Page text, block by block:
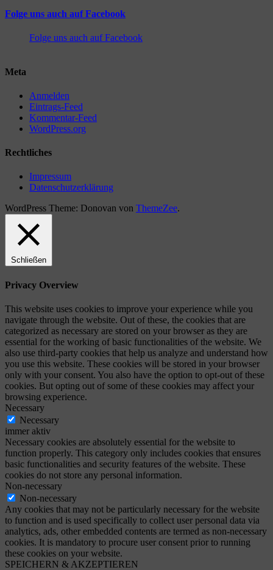
Folge uns auch auf Facebook
Folge uns auch auf Facebook
Meta
Anmelden
Eintrags-Feed
Kommentar-Feed
WordPress.org
Rechtliches
Impressum
Datenschutzerklärung
WordPress Theme: Donovan von ThemeZee.
Schließen
Privacy Overview
This website uses cookies to improve your experience while you
navigate through the website. Out of these, the cookies that are
categorized as necessary are stored on your browser as they are
essential for the working of basic functionalities of the website. We
also use third-party cookies that help us analyze and understand how
you use this website. These cookies will be stored in your browser
only with your consent. You also have the option to opt-out of these
cookies. But opting out of some of these cookies may affect your
browsing experience.
Necessary
Necessary
immer aktiv
Necessary cookies are absolutely essential for the website to
function properly. This category only includes cookies that ensures
basic functionalities and security features of the website. These
cookies do not store any personal information.
Non-necessary
Non-necessary
Any cookies that may not be particularly necessary for the website
to function and is used specifically to collect user personal data via
analytics, ads, other embedded contents are termed as non-necessary
cookies. It is mandatory to procure user consent prior to running
these cookies on your website.
SPEICHERN & AKZEPTIEREN